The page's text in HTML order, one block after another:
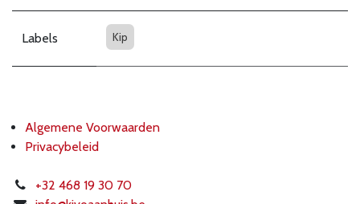
Labels Kip
Algemene Voorwaarden
Privacybeleid
+32 468 19 30 70